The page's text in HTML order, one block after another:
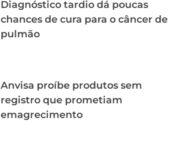
Diagnóstico tardio dá poucas
chances de cura para o câncer de
pulmão
Anvisa proíbe produtos sem
registro que prometiam
emagrecimento